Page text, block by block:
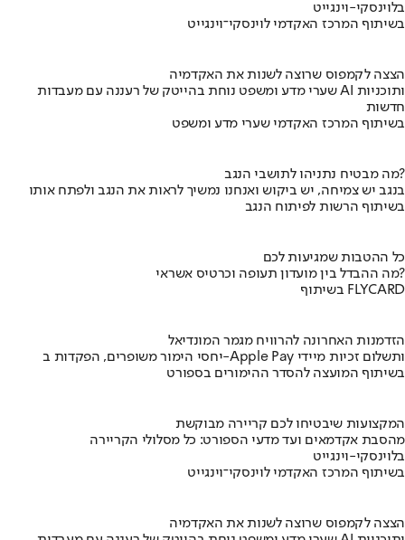
בלוינסקי-וינגייט
בשיתוף המרכז האקדמי לוינסקי־וינגייט
הצצה לקמפוס שרוצה לשנות את האקדמיה
שערי מדע ומשפט נוחת בהייטק של רעננה עם מעבדות AI ותוכניות
חדשות
בשיתוף המרכז האקדמי שערי מדע ומשפט
מה מבטיח נתניהו לתושבי הנגב?
בנגב יש צמיחה, יש ביקוש ואנחנו נמשיך לראות את הנגב ולפתח אותו
בשיתוף הרשות לפיתוח הנגב
כל ההטבות שמגיעות לכם
מה ההבדל בין מועדון תעופה וכרטיס אשראי?
בשיתוף FLYCARD
הזדמנות האחרונה להרוויח מגמר המונדיאל
יחסי הימור משופרים, הפקדות ב-Apple Pay ותשלום זכיות מיידי
בשיתוף המועצה להסדר ההימורים בספורט
המקצועות שיבטיחו לכם קריירה מבוקשת
מהסבת אקדמאים ועד מדעי הספורט: כל מסלולי הקריירה
בלוינסקי-וינגייט
בשיתוף המרכז האקדמי לוינסקי־וינגייט
הצצה לקמפוס שרוצה לשנות את האקדמיה